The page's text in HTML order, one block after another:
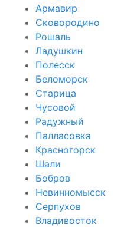
Армавир
Сковородино
Рошаль
Ладушкин
Полесск
Беломорск
Старица
Чусовой
Радужный
Палласовка
Красногорск
Шали
Бобров
Невинномысск
Серпухов
Владивосток